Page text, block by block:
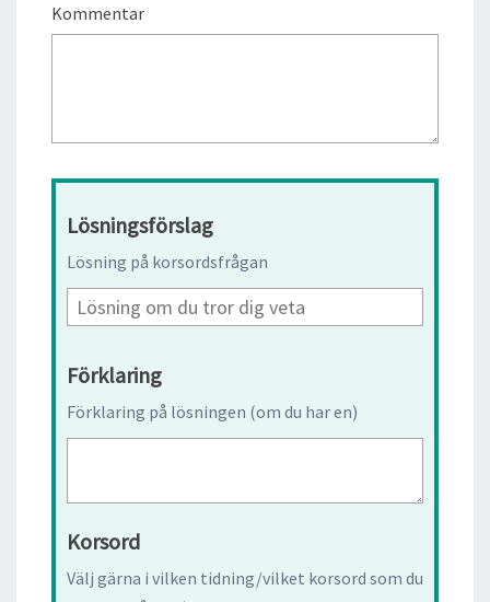
Kommentar
Lösningsförslag
Lösning på korsordsfrågan
Förklaring
Förklaring på lösningen (om du har en)
Korsord
Välj gärna i vilken tidning/vilket korsord som du